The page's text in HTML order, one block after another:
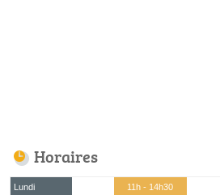
Horaires
Lundi 11h - 14h30